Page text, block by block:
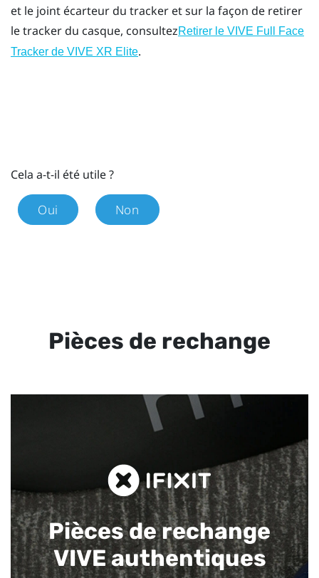
et le joint écarteur du tracker et sur la façon de retirer
le tracker du casque, consultezRetirer le VIVE Full Face
Tracker de VIVE XR Elite.
Cela a-t-il été utile ?
Oui Non
Pièces de rechange
Pièces de rechange
VIVE authentiques​